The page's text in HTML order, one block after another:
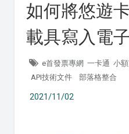
如何將悠遊
載具寫入電
e首發票專網 一卡通 小
API技術文件
部落格整合
2021/11/02